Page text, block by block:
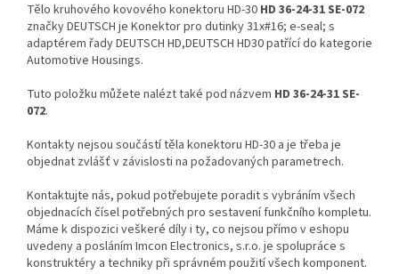
Tělo kruhového kovového konektoru HD-30 HD 36-24-31 SE-072
značky DEUTSCH je Konektor pro dutinky 31x#16; e-seal; s
adaptérem řady DEUTSCH HD,DEUTSCH HD30 patřící do kategorie
Automotive Housings.
Tuto položku můžete nalézt také pod názvem HD 36-24-31 SE-
072.
Kontakty nejsou součástí těla konektoru HD-30 a je třeba je
objednat zvlášť v závislosti na požadovaných parametrech.
Kontaktujte nás, pokud potřebujete poradit s vybráním všech
objednacích čísel potřebných pro sestavení funkčního kompletu.
Máme k dispozici veškeré díly i ty, co nejsou přímo v eshopu
uvedeny a posláním Imcon Electronics, s.r.o. je spolupráce s
konstruktéry a techniky při správném použití všech komponent.